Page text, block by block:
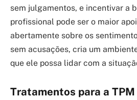
sem julgamentos, e incentivar a
profissional pode ser o maior
abertamente sobre os
sem acusações, cria um
que ele possa lidar com a
Tratamentos para a